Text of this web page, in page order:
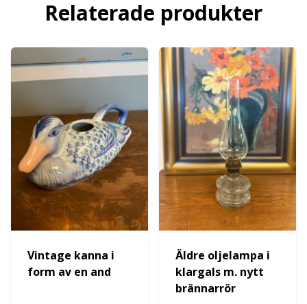
Relaterade produkter
Vintage kanna i
form av en and
Äldre oljelampa i
klargals m. nytt
brännarrör